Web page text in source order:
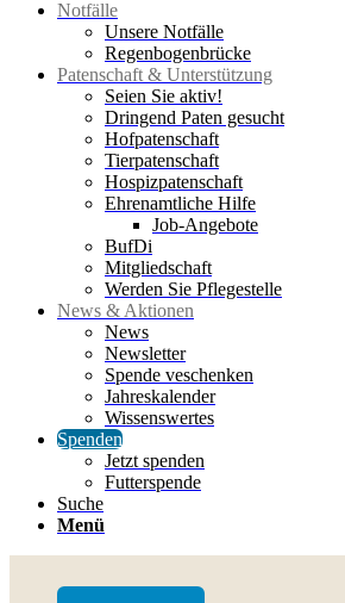
Notfälle
Unsere Notfälle
Regenbogenbrücke
Patenschaft & Unterstützung
Seien Sie aktiv!
Dringend Paten gesucht
Hofpatenschaft
Tierpatenschaft
Hospizpatenschaft
Ehrenamtliche Hilfe
Job-Angebote
BufDi
Mitgliedschaft
Werden Sie Pflegestelle
News & Aktionen
News
Newsletter
Spende veschenken
Jahreskalender
Wissenswertes
Spenden
Jetzt spenden
Futterspende
Suche
Menü